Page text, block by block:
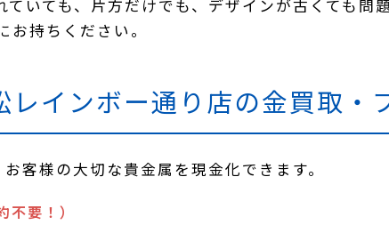
ていても、片方だけでも、デザインが古くても
お持ちください。
レインボー通り店の金買取・
客様の大切な貴金属を現金化できます。
要！）